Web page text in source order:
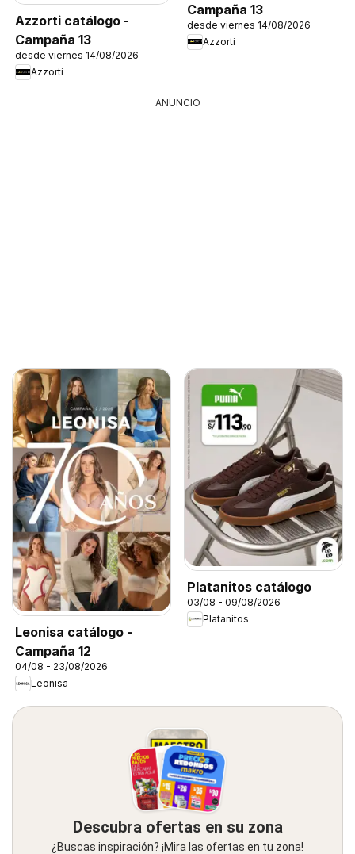
Azzorti catálogo -
Campaña 13
desde viernes 14/08/2026
Azzorti
Campaña 13
desde viernes 14/08/2026
Azzorti
ANUNCIO
Leonisa catálogo -
Campaña 12
04/08 - 23/08/2026
Leonisa
Platanitos catálogo
03/08 - 09/08/2026
Platanitos
Descubra ofertas en su zona
¿Buscas inspiración? ¡Mira las ofertas en tu zona!